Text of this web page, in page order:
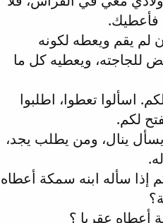
فأعطيك.
لم يقم ويعطه لكونه
للجاجته، ويعطيه كل ما
اسألوا تعطوا، اطلبوا
لكم.
ينال، ومن يطلب يجد،
إذا سأله ابنه سمكة أعطاه
أعطاه عقربا ؟